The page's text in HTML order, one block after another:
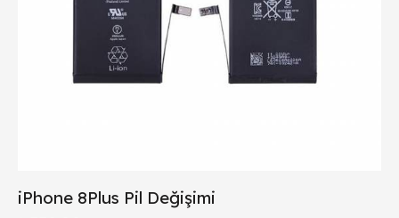
iPhone 8Plus Pil Değişimi